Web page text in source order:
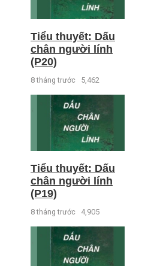
Tiểu thuyết: Dấu
chân người lính
(P20)
8 tháng trước 5,462
Tiểu thuyết: Dấu
chân người lính
(P19)
8 tháng trước 4,905